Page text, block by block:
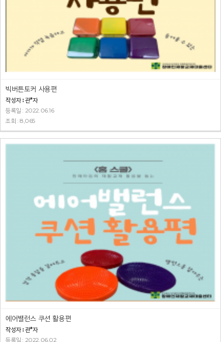
빅버튼토커 사용편
작성자 : 관*자
등록일 : 2022.06.16
조회 : 8,065
에어밸런스 쿠션 활용편
작성자 : 관*자
등록일 : 2022.06.02